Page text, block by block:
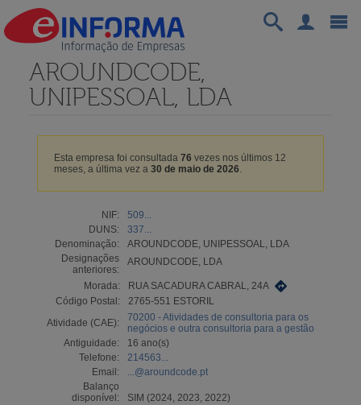
AROUNDCODE,
UNIPESSOAL, LDA
Esta empresa foi consultada 76 vezes nos últimos 12
meses, a última vez a 30 de maio de 2026.
NIF:
509...
DUNS:
337...
Denominação:
AROUNDCODE, UNIPESSOAL, LDA
Designações
anteriores:
AROUNDCODE, LDA
Morada:
RUA SACADURA CABRAL, 24A
Código Postal:
2765-551 ESTORIL
Atividade (CAE):
70200 - Atividades de consultoria para os
negócios e outra consultoria para a gestão
Antiguidade:
16 ano(s)
Telefone:
214563...
Email:
...@aroundcode.pt
Balanço
disponível:
SIM (2024, 2023, 2022)